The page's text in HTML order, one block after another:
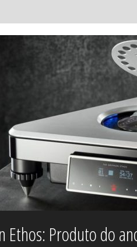
Ethos: Produto do